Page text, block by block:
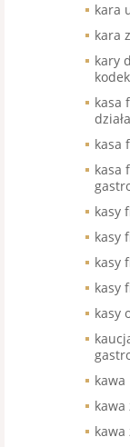
kara
kara
kary
kasa
kasa
kasa
kasy
kasy
kasy
kasy
kasy
kawa
kawa
kawa